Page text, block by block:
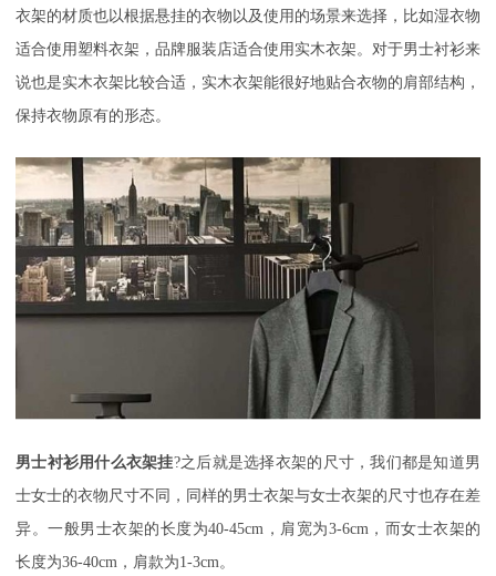
衣架的材质也以根据悬挂的衣物以及使用的场景来选择，比如湿衣物
适合使用塑料衣架，品牌服装店适合使用实木衣架。对于男士衬衫来
说也是实木衣架比较合适，实木衣架能很好地贴合衣物的肩部结构，
保持衣物原有的形态。
男士衬衫用什么衣架挂?之后就是选择衣架的尺寸，我们都是知道男
士女士的衣物尺寸不同，同样的男士衣架与女士衣架的尺寸也存在差
异。一般男士衣架的长度为40-45cm，肩宽为3-6cm，而女士衣架的
长度为36-40cm，肩款为1-3cm。